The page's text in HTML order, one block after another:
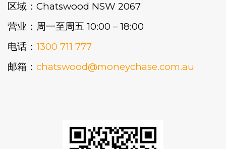
区域：Chatswood NSW 2067
营业：周一至周五 10:00 – 18:00
电话： 1300 711 777
邮箱： chatswood@moneychase.com.au